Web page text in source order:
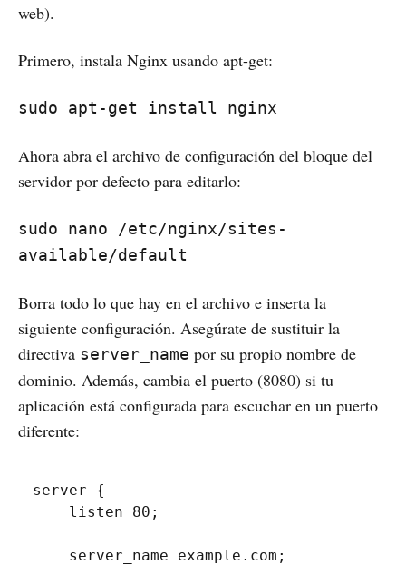
web).
Primero, instala Nginx usando apt-get:
sudo apt-get install nginx
Ahora abra el archivo de configuración del bloque del
servidor por defecto para editarlo:
sudo nano /etc/nginx/sites-
available/default
Borra todo lo que hay en el archivo e inserta la
siguiente configuración. Asegúrate de sustituir la
directiva server_name por su propio nombre de
dominio. Además, cambia el puerto (8080) si tu
aplicación está configurada para escuchar en un puerto
diferente:
server {
    listen
80 ;
    server_name example
. com ;